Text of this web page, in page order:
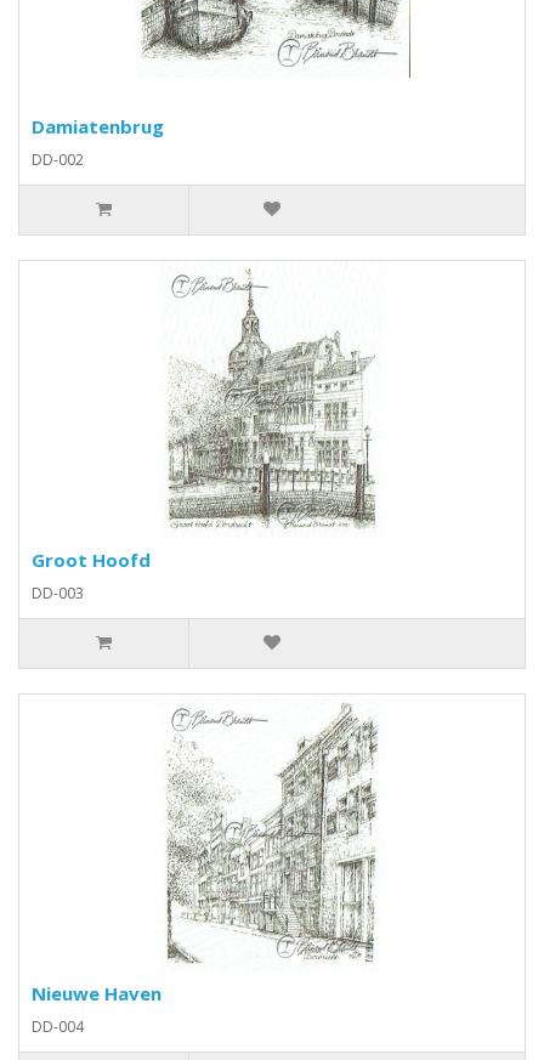
Damiatenbrug
DD-002
Groot Hoofd
DD-003
Nieuwe Haven
DD-004